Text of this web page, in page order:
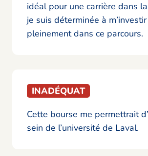
idéal pour une carrière dans
je suis déterminée à m’investir
pleinement dans ce parcours.
INADÉQUAT
Cette bourse me permettrait
sein de l’université de Laval.